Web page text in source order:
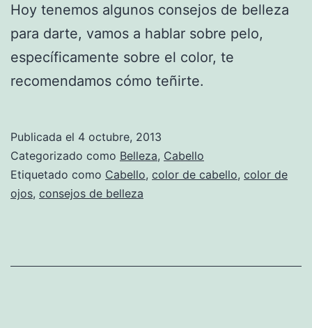
Hoy tenemos algunos consejos de belleza
para darte, vamos a hablar sobre pelo,
específicamente sobre el color, te
recomendamos cómo teñirte.
Publicada el 4 octubre, 2013
Categorizado como Belleza, Cabello
Etiquetado como Cabello, color de cabello, color de
ojos, consejos de belleza